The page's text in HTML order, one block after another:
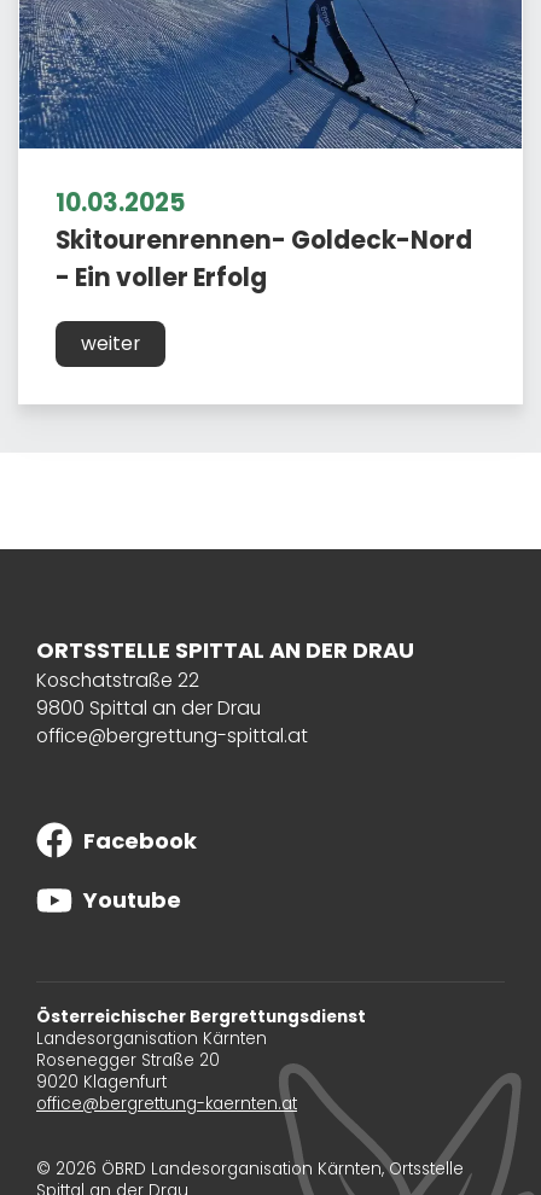
10.03.2025
Skitourenrennen- Goldeck-Nord
- Ein voller Erfolg
weiter
ORTSSTELLE SPITTAL AN DER DRAU
Koschatstraße 22
9800 Spittal an der Drau
office@bergrettung-spittal.at
Facebook
Youtube
Österreichischer Bergrettungsdienst
Landesorganisation Kärnten
Rosenegger Straße 20
9020 Klagenfurt
office@bergrettung-kaernten.at
© 2026 ÖBRD Landesorganisation Kärnten, Ortsstelle